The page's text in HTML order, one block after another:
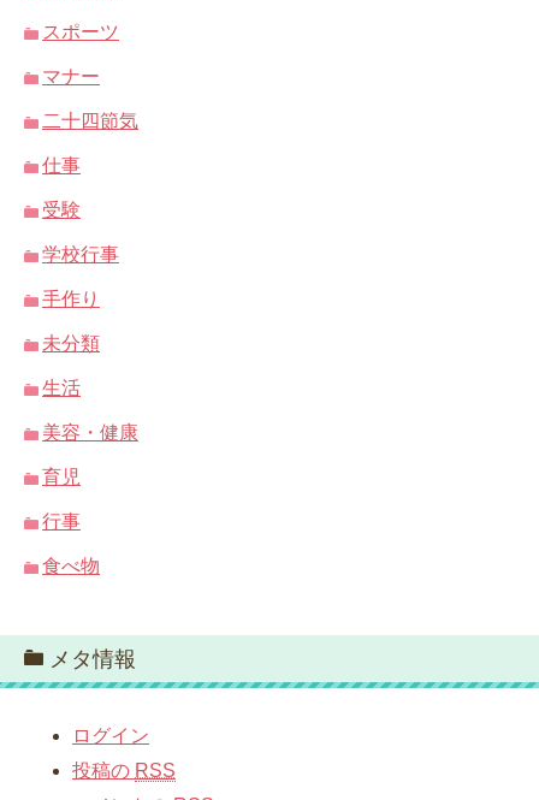
スポーツ
マナー
二十四節気
仕事
受験
学校行事
手作り
未分類
生活
美容・健康
育児
行事
食べ物
メタ情報
ログイン
投稿の RSS